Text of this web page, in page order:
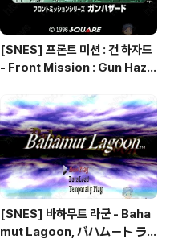
[SNES] 프론트 미션 : 건 하자드
- Front Mission : Gun Haza
ズ ガンハザード
[SNES] 바하무트 라군 - Baha
mut Lagoon, バハムート ラ